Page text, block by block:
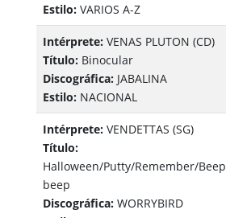
Estilo:VARIOS A-Z
Intérprete:VENAS PLUTON (CD)
Título:Binocular
Discográfica:JABALINA
Estilo:NACIONAL
Intérprete:VENDETTAS (SG)
Título:
Halloween/Putty/Remember/Beep
beep
Discográfica:WORRYBIRD